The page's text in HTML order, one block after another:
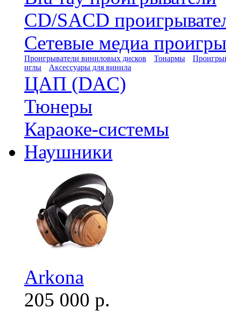
CD/SACD
Сетевые медиа
Проигрыватели виниловых дисков Тонармы
иглы
Аксессуары для винила
ЦАП (DAC)
Тюнеры
Караоке-системы
Наушники
Arkona
205 000 р.